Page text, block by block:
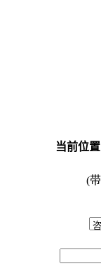
当前位置
(带